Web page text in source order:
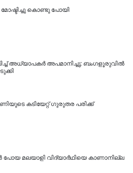
കൊണ്ടു പോയി
അധ്യാപകർ അപമാനിച്ചു; ബംഗളൂരുവിൽ
കടിയേറ്റ് ഗുരുതര പരിക്ക്
മലയാളി വിദ്യാർഥിയെ കാണാനില്ല